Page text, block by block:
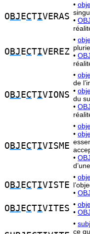
O BJ ECTIVERAS
•
•
O BJ ECTIVEREZ
•
•
O BJ ECTIVIONS
•
de
•
du
•
O BJ ECTIVISME
•
•
•
O BJ ECTIVISTE
•
•
O BJ ECTIVITES •
•
•
ce